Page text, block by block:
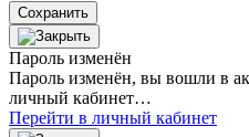
Сохранить
Пароль изменён
Пароль изменён, вы вошли в
личный кабинет…
Перейти в личный кабинет